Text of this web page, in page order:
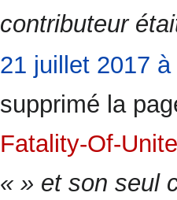
contributeur
21 juillet 2017 à
supprimé la
Fatality-Of-
« » et son seul